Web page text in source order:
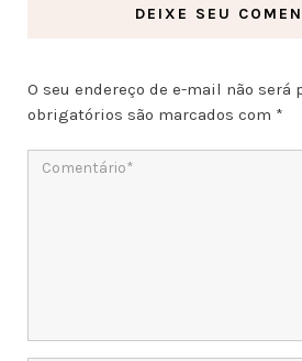
DEIXE SEU
O seu endereço de e-mail não será
obrigatórios são marcados com *